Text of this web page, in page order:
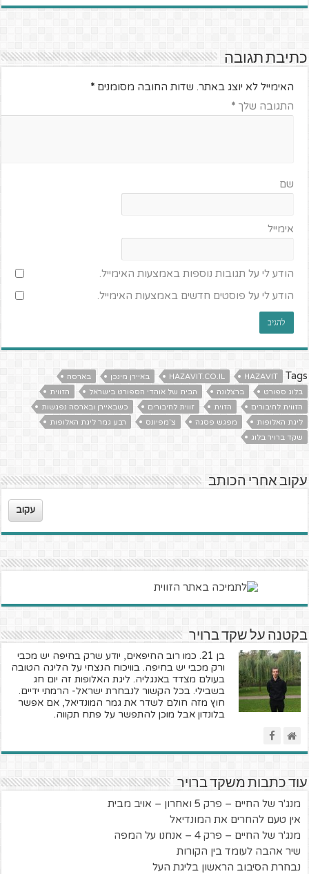
כתיבת תגובה
האימייל לא יוצג באתר. שדות החובה מסומנים*
התגובה שלך*
שם
אימייל
הודע לי על תגובות נוספות באמצעות האימייל.
הודע לי על פוסטים חדשים באמצעות האימייל.
Tags
HAZAVIT
HAZAVIT.CO.IL באיירן מינכן
בארסה
בלוג ספורט
ברצלונה הבית של אוהדי הספורט בישראל
הזווית
הזווית לחיבורים
הזוית זווית לחיבורים
כשבאיירן ובארסה נפגשות
ליגת האלופות
מפגש פסגה צ'מפיונס
רבע גמר ליגת האלופות
שקד ברויר בלוג
עקוב אחרי הכותב
עקוב
בקטנה על שקד ברויר
בן 21. כמו רוב החיפאים, יודע שרק בחיפה יש מכבי
ורק מכבי יש בחיפה. בוויכוח הנצחי על הליגה הטובה
בעולם מצדד באנגליה. ליגת האלופות זה יום חג
בשבילי. בכל הקשור לנבחרת ישראל- הרמתי ידיים.
חוץ מזה חולם לשדר את גמר המונדיאל, אם אפשר
בלונדון אבל מוכן להתפשר על פתח תקווה.
עוד כתבות משקד ברויר
מנג'ר של החיים – פרק 5 ואחרון – אויב מבית
אין טעם להחרים את המונדיאל
מנג'ר של החיים – פרק 4 – אנחנו על המפה
שיר אהבה לעומד בין הקורות
נבחרת הסיבוב הראשון בליגת העל